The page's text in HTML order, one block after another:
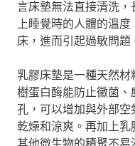
言床墊無法直接清洗，
上睡覺時的人體的溫
床，進而引起過敏問題
乳膠床墊是一種天然材
樹蛋白酶能防止黴菌
孔，可以增加與外部空
乾燥和涼爽。再加上乳